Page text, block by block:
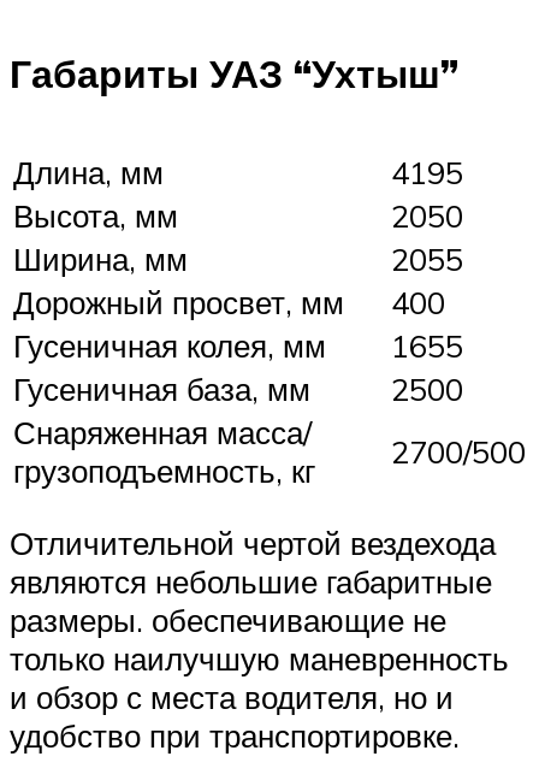
Габариты УАЗ “Ухтыш”
Длина, мм
4195
Высота, мм
2050
Ширина, мм
2055
Дорожный просвет, мм
400
Гусеничная колея, мм
1655
Гусеничная база, мм
2500
Снаряженная масса/
грузоподъемность, кг
2700/500
Отличительной чертой вездехода
являются небольшие габаритные
размеры. обеспечивающие не
только наилучшую маневренность
и обзор с места водителя, но и
удобство при транспортировке.